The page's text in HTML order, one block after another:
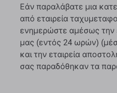
Εάν παραλάβατε μια
από εταιρεία
ενημερώστε αμέσως
μας (εντός 24 ωρών)
και την εταιρεία
σας παραδόθηκαν τα